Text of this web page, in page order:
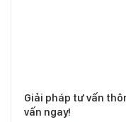
Giải pháp tư vấn
vấn ngay!